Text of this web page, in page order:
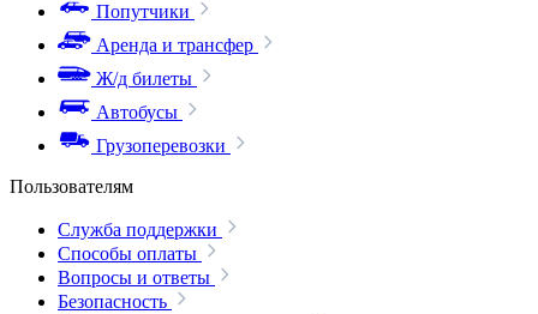
Попутчики
Аренда и трансфер
Ж/д билеты
Автобусы
Грузоперевозки
Пользователям
Служба поддержки
Способы оплаты
Вопросы и ответы
Безопасность